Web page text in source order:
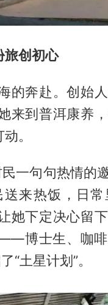
旅创初心
的奔赴。创始
来到普洱康养
。
一句句热情的
来热饭，日
她下定决心留
博士生、咖啡
“土星计划”。